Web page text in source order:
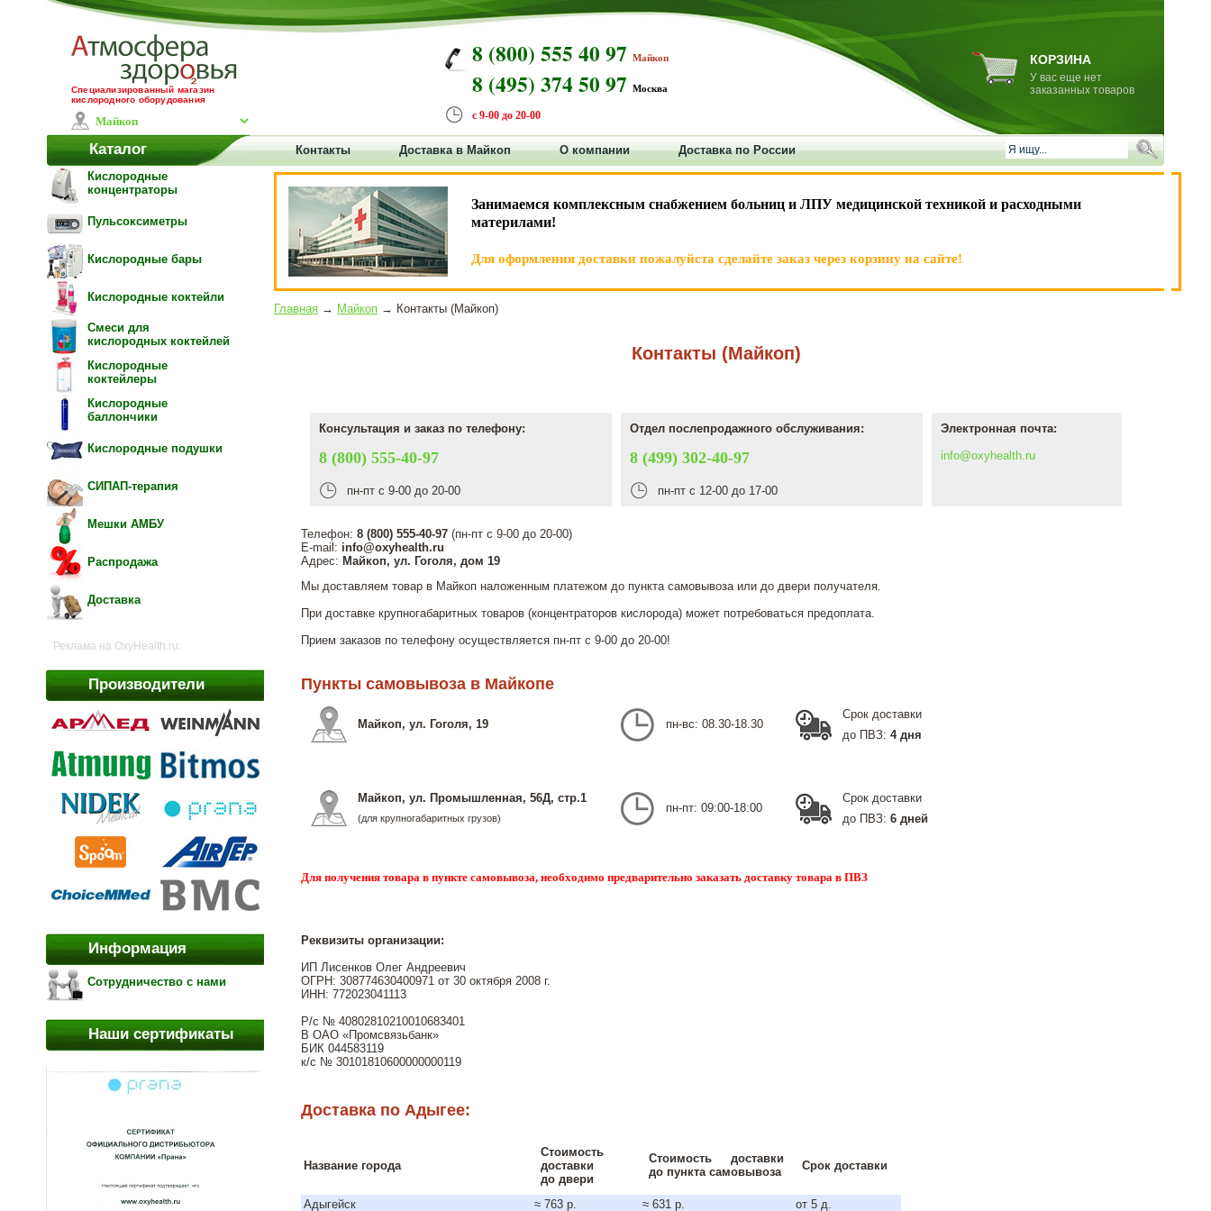
Специализированный магазин
кислородного оборудования
8 (800) 555 40 97 Майкоп
8 (495) 374 50 97 Москва
с 9-00 до 20-00
КОРЗИНА
У вас еще нет
заказанных товаров
Каталог Контакты Доставка в Майкоп О компании
Доставка по России
Кислородные
концентраторы
Пульсоксиметры
Кислородные бары
Кислородные коктейли
Смеси для
кислородных коктейлей
Кислородные
коктейлеры
Кислородные
баллончики
Кислородные подушки
СИПАП-терапия
Мешки АМБУ
Распродажа
Доставка
Реклама на OxyHealth.ru:
Производители
Информация
Сотрудничество с нами
Наши сертификаты
Занимаемся комплексным снабжением больниц и ЛПУ медицинской техникой и расходными
материлами!
Для оформления доставки пожалуйста сделайте заказ через корзину на сайте!
Главная → Майкоп → Контакты (Майкоп)
Контакты (Майкоп)
Консультация и заказ по телефону:
8 (800) 555-40-97
пн-пт с 9-00 до 20-00
Отдел послепродажного обслуживания:
8 (499) 302-40-97
пн-пт с 12-00 до 17-00
Электронная почта:
info@oxyhealth.ru
Телефон: 8 (800) 555-40-97 (пн-пт с 9-00 до 20-00)
E-mail: info@oxyhealth.ru
Адрес: Майкоп, ул. Гоголя, дом 19
Мы доставляем товар в Майкоп наложенным платежом до пункта самовывоза или до двери получателя.
При доставке крупногабаритных товаров (концентраторов кислорода) может потребоваться предоплата.
Прием заказов по телефону осуществляется пн-пт с 9-00 до 20-00!
Пункты самовывоза в Майкопе
Майкоп, ул. Гоголя, 19 пн-вс: 08.30-18.30
Срок доставки
до ПВЗ: 4 дня
Майкоп, ул. Промышленная, 56Д, стр.1
(для крупногабаритных грузов)
пн-пт: 09:00-18:00
Срок доставки
до ПВЗ: 6 дней
Для получения товара в пункте самовывоза, необходимо предварительно заказать доставку товара в ПВЗ
Реквизиты организации:
ИП Лисенков Олег Андреевич
ОГРН: 308774630400971 от 30 октября 2008 г.
ИНН: 772023041113
Р/с № 40802810210010683401
В ОАО «Промсвязьбанк»
БИК 044583119
к/с № 30101810600000000119
Доставка по Адыгее:
Название города
Стоимость
доставки
до двери
Стоимость доставки
до пункта самовывоза
Срок доставки
Адыгейск ≈ 763 р. ≈ 631 р. от 5 д.